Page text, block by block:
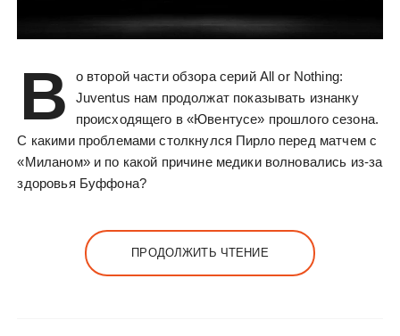
В
о второй части обзора серий All or Nothing:
Juventus нам продолжат показывать изнанку
происходящего в «Ювентусе» прошлого сезона.
С какими проблемами столкнулся Пирло перед матчем с
«Миланом» и по какой причине медики волновались из-за
здоровья Буффона?
ПРОДОЛЖИТЬ ЧТЕНИЕ